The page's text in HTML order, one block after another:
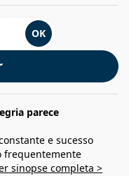
OK
parece
e sucesso
frequentemente
sinopse completa >